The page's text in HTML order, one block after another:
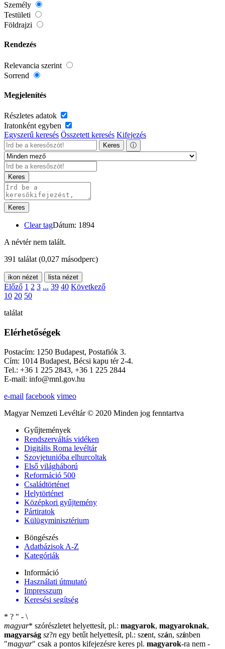
Személy
Testületi
Földrajzi
Rendezés
Relevancia szerint
Sorrend
Megjelenítés
Részletes adatok
Iratonként egyben
Egyszerű keresés Összetett keresés Kifejezés
Keres ⓘ
Keres
Keres
Clear tagDátum: 1894
A névtér nem talált.
391 találat (0,027 másodperc)
ikon nézet lista nézet
Előző 1 2 3 ... 39 40 Következő
10 20 50
találat
Elérhetőségek
Postacím: 1250 Budapest, Postafiók 3.
Cím: 1014 Budapest, Bécsi kapu tér 2-4.
Tel.: +36 1 225 2843, +36 1 225 2844
E-mail: info@mnl.gov.hu
e-mail facebook vimeo
Magyar Nemzeti Levéltár © 2020 Minden jog fenntartva
Gyűjtemények
Rendszerváltás vidéken
Digitális Roma levéltár
Szovjetunióba elhurcoltak
Első világháború
Reformáció 500
Családtörténet
Helytörténet
Középkori gyűjtemény
Pártiratok
Külügyminisztérium
Böngészés
Adatbázisok A-Z
Kategóriák
Információ
Használati útmutató
Impresszum
Keresési segítség
* ? " - \
magyar* szórészletet helyettesít, pl.: magyarok, magyaroknak,
magyarság sz?n egy betűt helyettesít, pl.: szent, szán, színben
"magyar" csak a pontos kifejezésre keres pl. magyarok-ra nem -